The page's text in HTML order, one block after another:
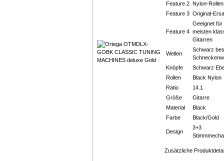
Feature 2 Nylon-Rollen
Feature 3 Original-
Feature 4
Geeignet für
meisten
Gitarren
Wellen
Schwarz
Knöpfe
Schwarz
Rollen
Black Nylon
Ratio
14.1
Größe
Gitarre
Material
Black
Farbe
Black/Gold
Design
3+3
Zusätzliche